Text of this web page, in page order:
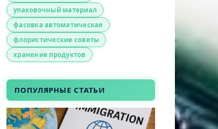
упаковочный материал
фасовка автоматическая
флористические советы
хранение продуктов
ПОПУЛЯРНЫЕ СТАТЬИ